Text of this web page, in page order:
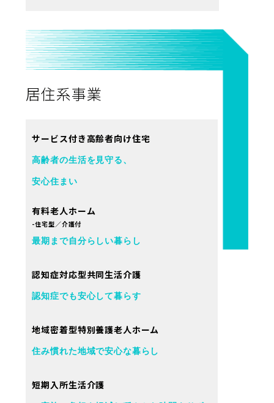
居住系事業
サービス付き高齢者向け住宅
高齢者の生活を見守る、
安心住まい
有料老人ホーム
-住宅型／介護付
最期まで自分らしい暮らし
認知症対応型共同生活介護
認知症でも安心して暮らす
地域密着型特別養護老人ホーム
住み慣れた地域で安心な暮らし
短期入所生活介護